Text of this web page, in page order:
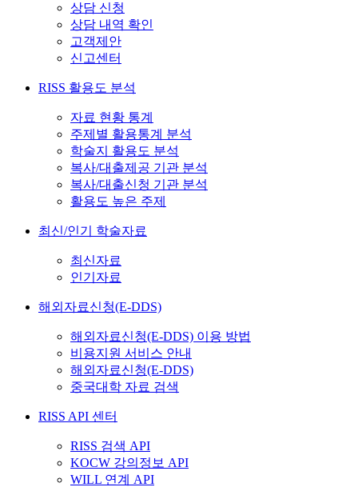
상담 신청
상담 내역 확인
고객제안
신고센터
RISS 활용도 분석
자료 현황 통계
주제별 활용통계 분석
학술지 활용도 분석
복사/대출제공 기관 분석
복사/대출신청 기관 분석
활용도 높은 주제
최신/인기 학술자료
최신자료
인기자료
해외자료신청(E-DDS)
해외자료신청(E-DDS) 이용 방법
비용지원 서비스 안내
해외자료신청(E-DDS)
중국대학 자료 검색
RISS API 센터
RISS 검색 API
KOCW 강의정보 API
WILL 연계 API